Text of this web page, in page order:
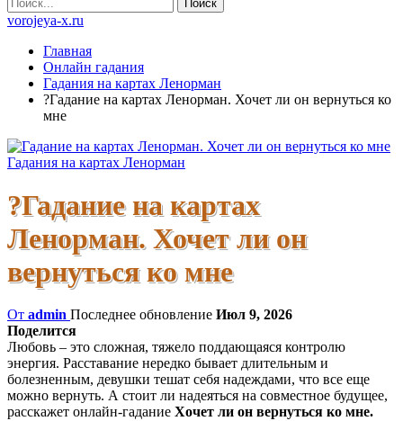
vorojeya-x.ru
Главная
Онлайн гадания
Гадания на картах Ленорман
?Гадание на картах Ленорман. Хочет ли он вернуться ко
мне
Гадания на картах Ленорман
?Гадание на картах
Ленорман. Хочет ли он
вернуться ко мне
От admin Последнее обновление Июл 9, 2026
Поделится
Любовь – это сложная, тяжело поддающаяся контролю
энергия. Расставание нередко бывает длительным и
болезненным, девушки тешат себя надеждами, что все еще
можно вернуть. А стоит ли надеяться на совместное будущее,
расскажет онлайн-гадание Хочет ли он вернуться ко мне.